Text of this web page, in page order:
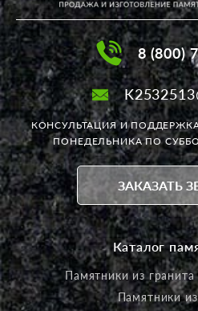
8 (800)
КОНСУЛЬТАЦИЯ И
ПОНЕДЕЛЬНИКА ПО
ЗАКАЗАТЬ
Каталог
Памятники из гранита
Памятники